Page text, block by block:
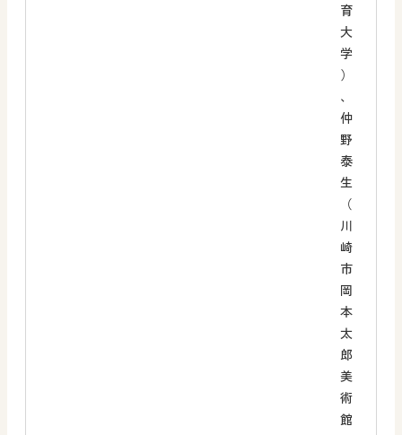
育
大
学
）
、
仲
野
泰
生
（
川
崎
市
岡
本
太
郎
美
術
館